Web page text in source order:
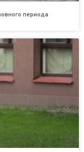
периода